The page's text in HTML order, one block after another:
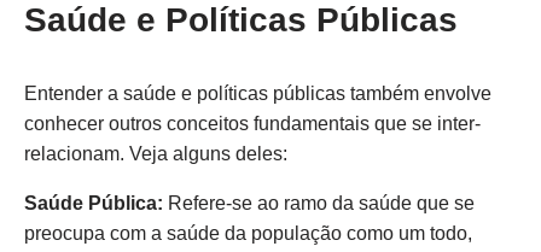
Saúde e Políticas Públicas
Entender a saúde e políticas públicas também envolve
conhecer outros conceitos fundamentais que se inter-
relacionam. Veja alguns deles:
Saúde Pública: Refere-se ao ramo da saúde que se
preocupa com a saúde da população como um todo,